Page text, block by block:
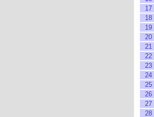
17
18
19
20
21
22
23
24
25
26
27
28